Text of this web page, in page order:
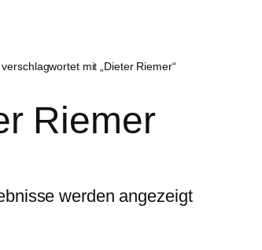
mit „Dieter Riemer“
Riemer
werden angezeigtNach